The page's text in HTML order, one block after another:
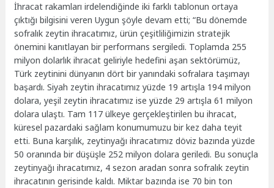
İhracat rakamları irdelendiğinde iki farklı tablonun ortaya
çıktığı bilgisini veren Uygun şöyle devam etti; “Bu dönemde
sofralık zeytin ihracatımız, ürün çeşitliliğimizin stratejik
önemini kanıtlayan bir performans sergiledi. Toplamda 255
milyon dolarlık ihracat geliriyle hedefini aşan sektörümüz,
Türk zeytinini dünyanın dört bir yanındaki sofralara taşımayı
başardı. Siyah zeytin ihracatımız yüzde 19 artışla 194 milyon
dolara, yeşil zeytin ihracatımız ise yüzde 29 artışla 61 milyon
dolara ulaştı. Tam 117 ülkeye gerçekleştirilen bu ihracat,
küresel pazardaki sağlam konumumuzu bir kez daha teyit
etti. Buna karşılık, zeytinyağı ihracatımız döviz bazında yüzde
50 oranında bir düşüşle 252 milyon dolara geriledi. Bu sonuçla
zeytinyağı ihracatımız, 4 sezon aradan sonra sofralık zeytin
ihracatının gerisinde kaldı. Miktar bazında ise 70 bin ton